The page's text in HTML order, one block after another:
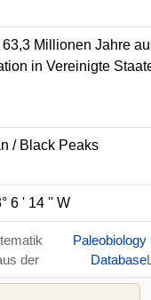
Millionen Jahre
in Vereinigte
/ Black Peaks
6 ' 14 '' W
der
Paleobiology
Database